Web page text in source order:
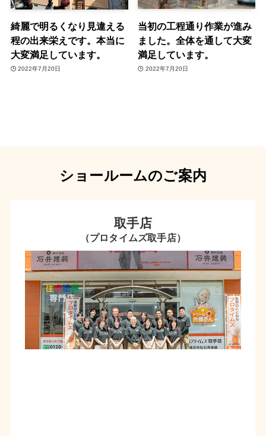
綺麗で明るくなり見違える
程の出来栄えです。本当に
大変満足しています。
2022年7月20日
当初の工程通り作業が進み
ました。全体を通して大変
満足しています。
2022年7月20日
ショールームのご案内
取手店
（プロタイムズ取手店）